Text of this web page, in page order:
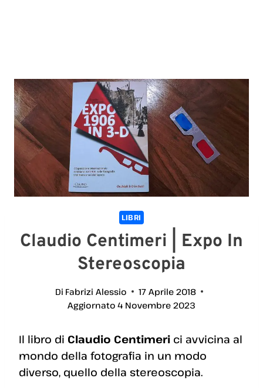
LIBRI
Claudio Centimeri | Expo In
Stereoscopia
Di Fabrizi Alessio
17 Aprile 2018
Aggiornato 4 Novembre 2023
Il libro di Claudio Centimeri ci avvicina al
mondo della fotografia in un modo
diverso, quello della stereoscopia.